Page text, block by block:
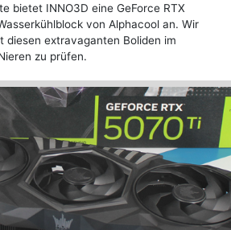
bietet INNO3D eine GeForce RTX
von Alphacool an. Wir
diesen extravaganten Boliden im
zu prüfen.